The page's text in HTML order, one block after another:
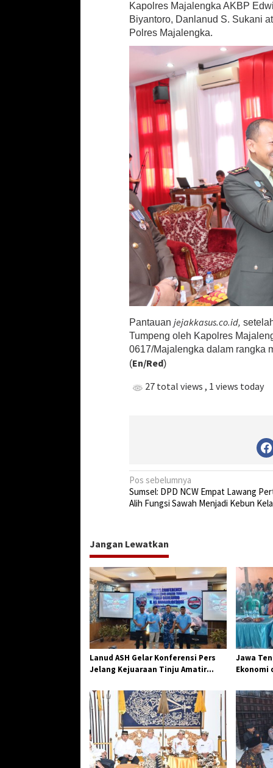
Kapolres Majalengka AKBP
Biyantoro, Danlanud S. Sukani
Polres Majalengka.
Pantauan jejakkasus.co.id,
Tumpeng oleh Kapolres
0617/Majalengka dalam rangka
(En/Red)
27 total views , 1 views today
N
a
g
a
s
i
p
o
s
Pos sebelumnya
Sumsel: DPD NCW Empat Lawang
Alih Fungsi Sawah Menjadi Kebun
Jangan Lewatkan
Lanud ASH Gelar Konferensi Pers
Jelang Kejuaraan Tinju Amatir
Jawa
Ekonomi
Losari